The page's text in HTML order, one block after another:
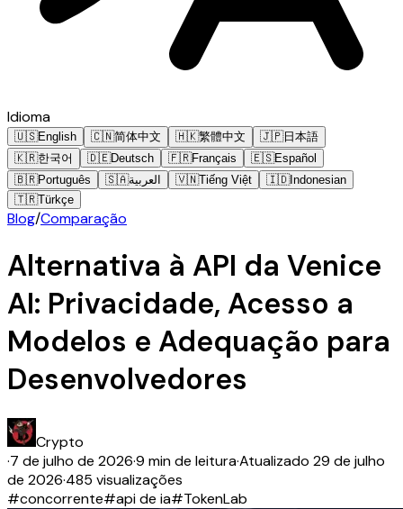
Idioma
🇺🇸English 🇨🇳简体中文 🇭🇰繁體中文 🇯🇵日本語
🇰🇷한국어 🇩🇪Deutsch 🇫🇷Français 🇪🇸Español
🇧🇷Português 🇸🇦العربية 🇻🇳Tiếng Việt 🇮🇩Indonesian
🇹🇷Türkçe
Blog/Comparação
Alternativa à API da Venice
AI: Privacidade, Acesso a
Modelos e Adequação para
Desenvolvedores
Crypto
·7 de julho de 2026·9 min de leitura·Atualizado 29 de julho
de 2026·485 visualizações
#concorrente#api de ia#TokenLab